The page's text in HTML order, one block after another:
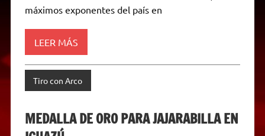
y
máximos exponentes del país en
LEER MÁS
Tiro con Arco
MEDALLA DE ORO PARA JAJARABILLA EN